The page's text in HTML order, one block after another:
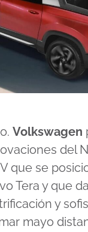
Volkswagen
del
que se
Tera y que
y
mayo